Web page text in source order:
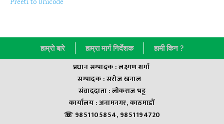
Preeti to Unicode
हाम्राे बारे हाम्रा मार्ग निर्देशक हामी किन ?
प्रधान सम्पादक : लक्ष्मण शर्मा
सम्पादक : सराेज खनाल
संवाददाता : लाेकराज भट्ट
कार्यालय : अनामनगर, काठमाडौं
☏ 9851105854, 9851194720